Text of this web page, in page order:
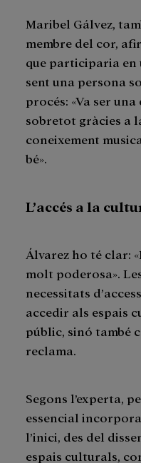
Maribel Gálvez,
membre del cor,
que participaria en
sent una persona
procés: «Va ser
sobretot gràcies a
coneixement
bé».
L’accés a la
Álvarez ho té clar:
molt poderosa».
necessitats
accedir als espais
públic, sinó també
reclama.
Segons l’experta,
essencial
l’inici, des del
espais culturals,